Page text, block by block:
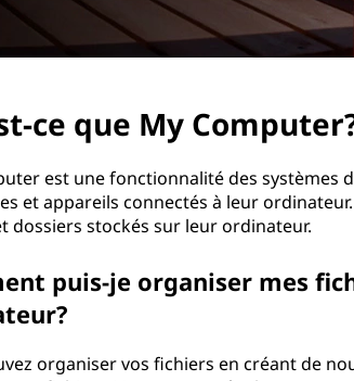
ce que My
est une fonctionnalité des
et appareils connectés à leur
dossiers stockés sur leur ordinateur.
puis-je organiser mes
organiser vos fichiers en créant de